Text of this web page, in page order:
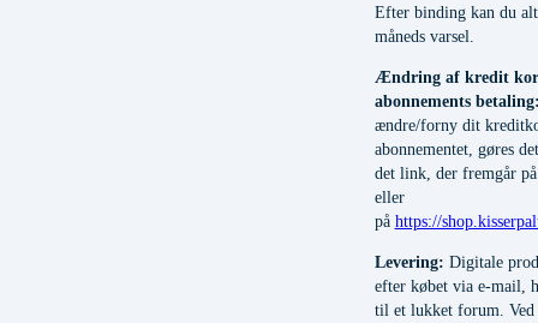
Efter binding kan du
måneds varsel.
Ændring af kredit
abonnements
ændre/forny dit
abonnementet, gøres
det link, der fremgår
eller
på https://
Levering: Digitale
efter købet via e-mail,
til et lukket forum. Ved